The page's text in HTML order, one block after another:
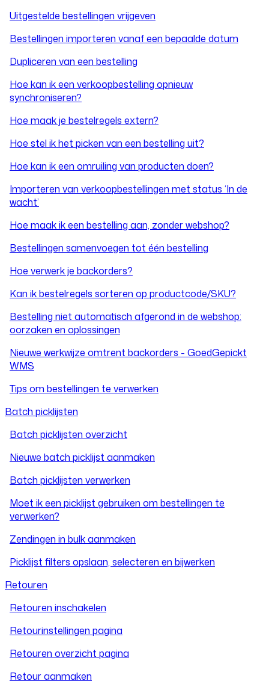
Uitgestelde bestellingen vrijgeven
Bestellingen importeren vanaf een bepaalde datum
Dupliceren van een bestelling
Hoe kan ik een verkoopbestelling opnieuw
synchroniseren?
Hoe maak je bestelregels extern?
Hoe stel ik het picken van een bestelling uit?
Hoe kan ik een omruiling van producten doen?
Importeren van verkoopbestellingen met status ‘In de
wacht’
Hoe maak ik een bestelling aan, zonder webshop?
Bestellingen samenvoegen tot één bestelling
Hoe verwerk je backorders?
Kan ik bestelregels sorteren op productcode/SKU?
Bestelling niet automatisch afgerond in de webshop:
oorzaken en oplossingen
Nieuwe werkwijze omtrent backorders - GoedGepickt
WMS
Tips om bestellingen te verwerken
Batch picklijsten
Batch picklijsten overzicht
Nieuwe batch picklijst aanmaken
Batch picklijsten verwerken
Moet ik een picklijst gebruiken om bestellingen te
verwerken?
Zendingen in bulk aanmaken
Picklijst filters opslaan, selecteren en bijwerken
Retouren
Retouren inschakelen
Retourinstellingen pagina
Retouren overzicht pagina
Retour aanmaken